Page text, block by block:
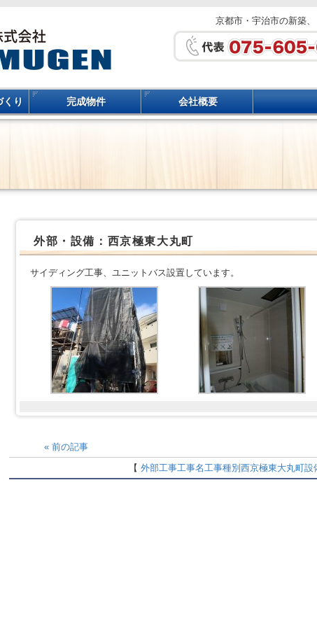
京都市・宇治市の新築
くり 完成物件 会社概要
外部・設備：西京極東大丸町
サイディング工事、ユニットバス設置しています。
« 前の記事
【 外部工事工事名工事種別 西京極東大丸町設